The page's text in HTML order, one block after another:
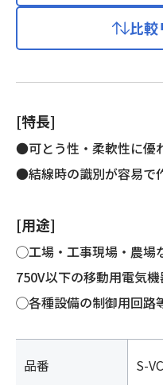
ャ
タ
ー
ブ
ル
(ソ
ト)
個
比較
[特長]
●可とう性・柔軟性に優
●結線時の識別が容易で
[用途]
◯工場・工事現場・農場
750V以下の移動用電気
◯各種設備の制御用回路
品番 S-